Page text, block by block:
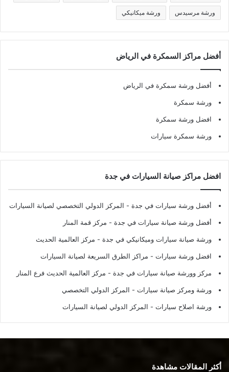
ورشة مرسيدس ورشة ميكانيكي
أفضل مراكز السمكرة في الرياض
أفضل ورشة سمكرة في الرياض
ورشة سمكرة
افضل ورشة سمكرة
ورشة سمكرة سيارات
افضل مراكز صيانة السيارات في جدة
أفضل ورشة سيارات في جدة - المركز الدولي التخصصي لصيانة السيارات
أفضل ورشة صيانة سيارات في جدة - مركز قمة المنار
ورشة صيانة سيارات وميكانيكي في جدة - مركز العالمية الحديث
افضل ورشة سيارات - مراكز الطرق السريعة لصيانة السيارات
مركز وورشة صيانة سيارات في جدة - مركز العالمية الحديث فرع المنار
ورشة ومركز صيانة سيارات - المركز الدولي التخصصي
ورشة اصلاح سيارات - المركز الدولي لصيانة السيارات
أكثر المقالات مشاهدة